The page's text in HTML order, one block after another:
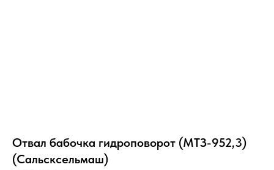
Отвал бабочка гидроповорот (МТЗ-952,3)
(Сальсксельмаш)